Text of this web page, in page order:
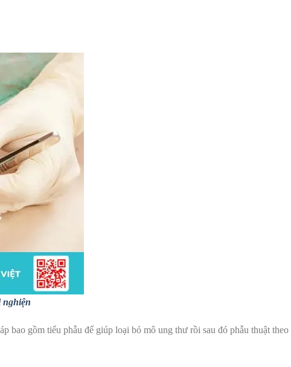
nghiện
bao gồm tiểu phẫu để giúp loại bỏ mô ung thư rồi sau đó phẫu thuật theo